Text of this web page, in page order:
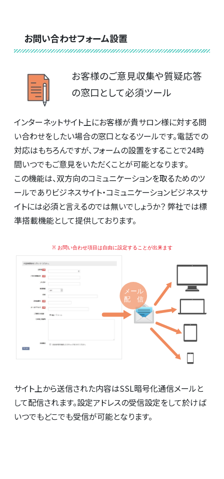
お問い合わせフォーム設置
お客様のご意見収集や質疑応答
の窓口として必須ツール
インターネットサイト上にお客様が貴サロン様に対する問
い合わせをしたい場合の窓口となるツールです。電話での
対応はもちろんですが、フォームの設置をすることで24時
間いつでもご意見をいただくことが可能となります。
この機能は、双方向のコミュニケーションを取るためのツ
ールでありビジネスサイト・コミュニケーションビジネスサ
イトには必須と言えるのでは無いでしょうか？ 弊社では標
準搭載機能として提供しております。
サイト上から送信された内容はSSL暗号化通信メールと
して配信されます。設定アドレスの受信設定をして於けば
いつでもどこでも受信が可能となります。